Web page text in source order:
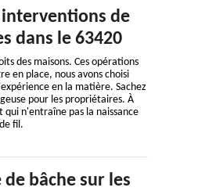
de
dans le 63420
des maisons. Ces opérations
en place, nous avons choisi
en la matière. Sachez
pour les propriétaires. À
n'entraîne pas la naissance
fil.
bâche sur les